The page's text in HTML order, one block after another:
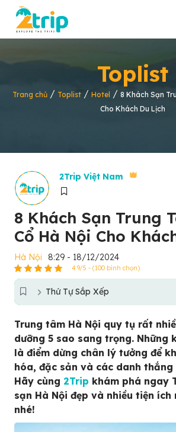
Toplist
Trang chủ/ Toplist/ Hotel / 8 Khách Sạn
Cho Khách Du Lịch
2Trip Việt Nam
8 Khách Sạn Trung
Cổ Hà Nội Cho
Hà Nội 8:29 - 18/12/2024
4.9/5 - (100 bình chọn)
Thứ Tự Sắp Xếp
Trung tâm Hà Nội quy tụ rất
dưỡng 5 sao sang trọng. Những
là điểm dừng chân lý tưởng để
hóa, đặc sản và các danh thắng
Hãy cùng 2Trip khám phá ngay
sạn Hà Nội đẹp và nhiều tiện ích
nhé!